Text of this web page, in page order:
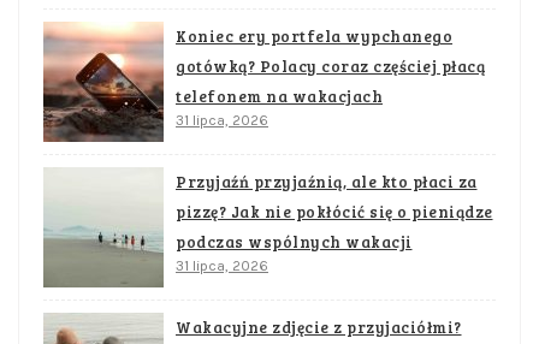
Koniec ery portfela wypchanego
gotówką? Polacy coraz częściej płacą
telefonem na wakacjach
31 lipca, 2026
Przyjaźń przyjaźnią, ale kto płaci za
pizzę? Jak nie pokłócić się o pieniądze
podczas wspólnych wakacji
31 lipca, 2026
Wakacyjne zdjęcie z przyjaciółmi?